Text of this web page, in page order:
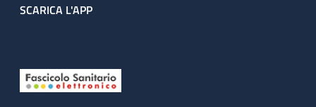
SCARICA L'APP